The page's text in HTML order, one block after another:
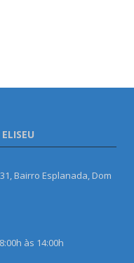
Bairro Esplanada, Dom
às 14:00h